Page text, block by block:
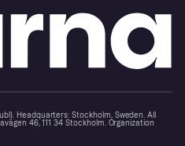
Headquarters: Stockholm, Sweden. All
46, 111 34 Stockholm. Organization